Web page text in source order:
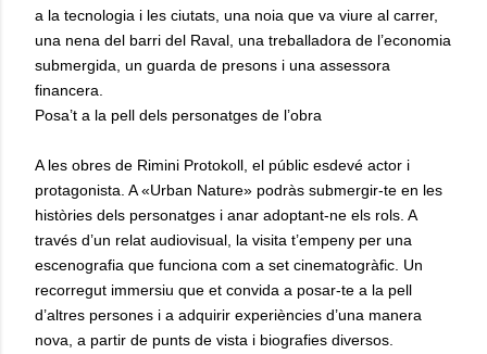
a la tecnologia i les ciutats, una noia que va viure al carrer,
una nena del barri del Raval, una treballadora de l’economia
submergida, un guarda de presons i una assessora
financera.
Posa’t a la pell dels personatges de l’obra
A les obres de Rimini Protokoll, el públic esdevé actor i
protagonista. A «Urban Nature» podràs submergir-te en les
històries dels personatges i anar adoptant-ne els rols. A
través d’un relat audiovisual, la visita t’empeny per una
escenografia que funciona com a set cinematogràfic. Un
recorregut immersiu que et convida a posar-te a la pell
d’altres persones i a adquirir experiències d’una manera
nova, a partir de punts de vista i biografies diversos.